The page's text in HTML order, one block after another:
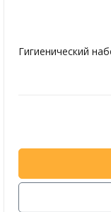
Гигиенический